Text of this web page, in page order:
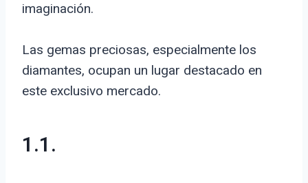
imaginación.
Las gemas preciosas, especialmente los
diamantes, ocupan un lugar destacado en
este exclusivo mercado.
1.1.